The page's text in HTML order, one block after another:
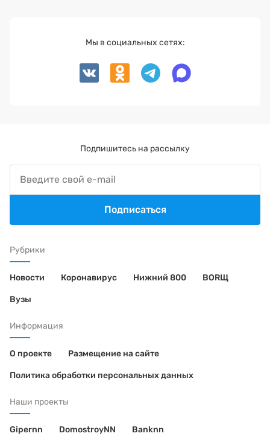
Рубрики
Новости Коронавирус Нижний 800 BORЩ
Вузы
Информация
О проекте Размещение на сайте
Политика обработки персональных данных
Наши проекты
Gipernn DomostroyNN Banknn
Мы в социальных сетях:
Подпишитесь на рассылку
Подписаться